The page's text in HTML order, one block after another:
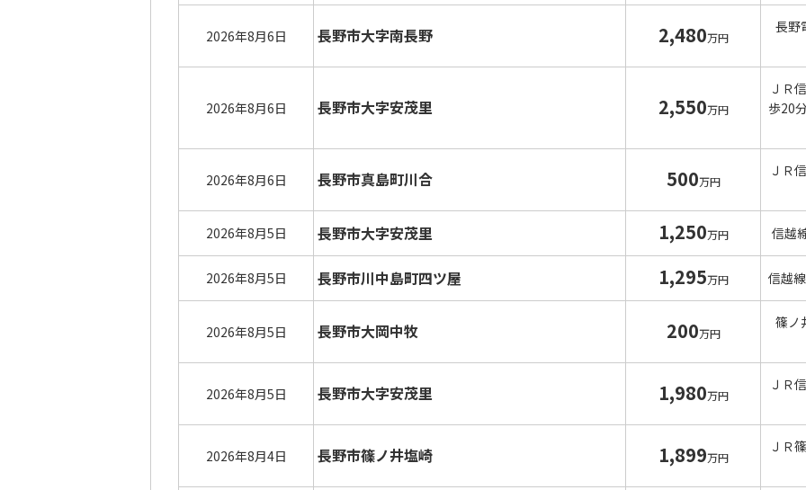
2026年8月6日 長野市大字南長野 2,480万円
長野
2026年8月6日 長野市大字安茂里 2,550万円
ＪＲ
歩20
2026年8月6日 長野市真島町川合 500万円
ＪＲ
2026年8月5日 長野市大字安茂里 1,250万円 信越
2026年8月5日 長野市川中島町四ツ屋 1,295万円 信越
2026年8月5日 長野市大岡中牧 200万円
篠
2026年8月5日 長野市大字安茂里 1,980万円
ＪＲ
2026年8月4日 長野市篠ノ井塩崎 1,899万円
ＪＲ